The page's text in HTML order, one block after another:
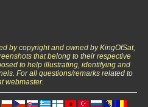
by copyright and owned by KingOfSat,
that belong to their respective
to help illustrating, identifying and
For all questions/remarks related to
webmaster.